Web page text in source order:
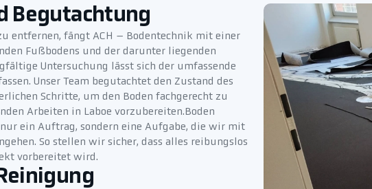
Begutachtung
entfernen, fängt ACH – Bodentechnik mit einer
Fußbodens und der darunter liegenden
Untersuchung lässt sich der umfassende
Unser Team begutachtet den Zustand des
Schritte, um den Boden fachgerecht zu
Arbeiten in Laboe vorzubereiten.Boden
ein Auftrag, sondern eine Aufgabe, die wir mit
So stellen wir sicher, dass alles reibungslos
vorbereitet wird.